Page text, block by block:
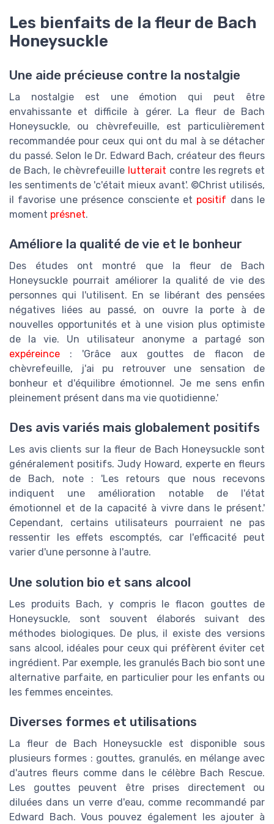
Les bienfaits de la fleur de Bach
Honeysuckle
Une aide précieuse contre la nostalgie
La nostalgie est une émotion qui peut être
envahissante et difficile à gérer. La fleur de Bach
Honeysuckle, ou chèvrefeuille, est particulièrement
recommandée pour ceux qui ont du mal à se détacher
du passé. Selon le Dr. Edward Bach, créateur des fleurs
de Bach, le chèvrefeuille lutterait contre les regrets et
les sentiments de 'c'était mieux avant'. ©Christ utilisés,
il favorise une présence consciente et positif dans le
moment présnet.
Améliore la qualité de vie et le bonheur
Des études ont montré que la fleur de Bach
Honeysuckle pourrait améliorer la qualité de vie des
personnes qui l'utilisent. En se libérant des pensées
négatives liées au passé, on ouvre la porte à de
nouvelles opportunités et à une vision plus optimiste
de la vie. Un utilisateur anonyme a partagé son
expéreince : 'Grâce aux gouttes de flacon de
chèvrefeuille, j'ai pu retrouver une sensation de
bonheur et d'équilibre émotionnel. Je me sens enfin
pleinement présent dans ma vie quotidienne.'
Des avis variés mais globalement positifs
Les avis clients sur la fleur de Bach Honeysuckle sont
généralement positifs. Judy Howard, experte en fleurs
de Bach, note : 'Les retours que nous recevons
indiquent une amélioration notable de l'état
émotionnel et de la capacité à vivre dans le présent.'
Cependant, certains utilisateurs pourraient ne pas
ressentir les effets escomptés, car l'efficacité peut
varier d'une personne à l'autre.
Une solution bio et sans alcool
Les produits Bach, y compris le flacon gouttes de
Honeysuckle, sont souvent élaborés suivant des
méthodes biologiques. De plus, il existe des versions
sans alcool, idéales pour ceux qui préfèrent éviter cet
ingrédient. Par exemple, les granulés Bach bio sont une
alternative parfaite, en particulier pour les enfants ou
les femmes enceintes.
Diverses formes et utilisations
La fleur de Bach Honeysuckle est disponible sous
plusieurs formes : gouttes, granulés, en mélange avec
d'autres fleurs comme dans le célèbre Bach Rescue.
Les gouttes peuvent être prises directement ou
diluées dans un verre d'eau, comme recommandé par
Edward Bach. Vous pouvez également les ajouter à